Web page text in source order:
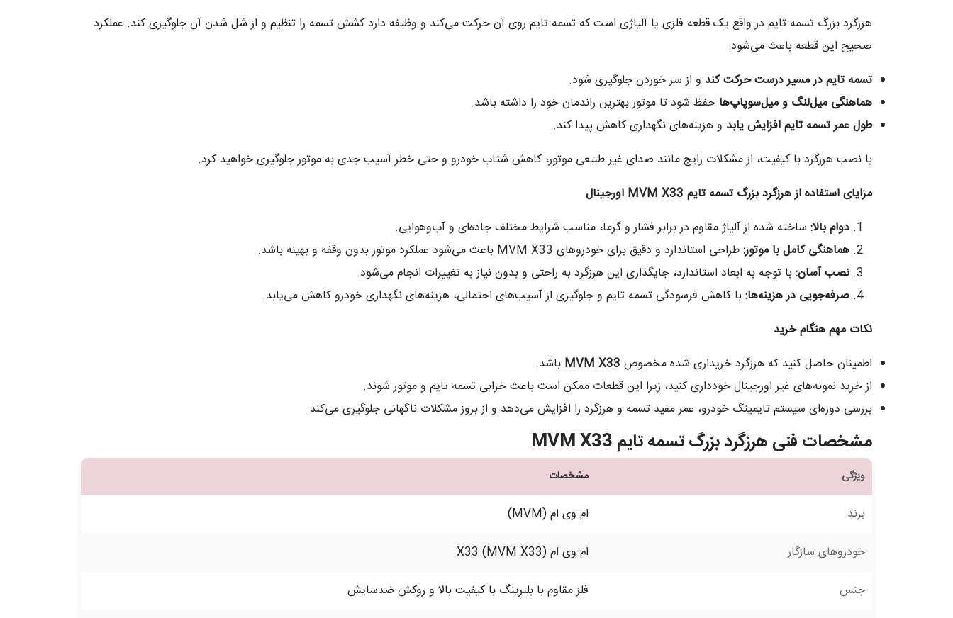
هرزگرد بزرگ تسمه تایم در واقع یک قطعه فلزی یا آلیاژی است که تسمه تایم روی آن حرکت می‌کند و وظیفه دارد کشش تسمه را تنظیم و از شل شدن آن جلوگیری کند. عملکرد
صحیح این قطعه باعث می‌شود:
تسمه تایم در مسیر درست حرکت کند و از سر خوردن جلوگیری شود.
هماهنگی میل‌لنگ و میل‌سوپاپ‌ها حفظ شود تا موتور بهترین راندمان خود را داشته باشد.
طول عمر تسمه تایم افزایش یابد و هزینه‌های نگهداری کاهش پیدا کند.
با نصب هرزگرد با کیفیت، از مشکلات رایج مانند صدای غیر طبیعی موتور، کاهش شتاب خودرو و حتی خطر آسیب جدی به موتور جلوگیری خواهید کرد.
مزایای استفاده از هرزگرد بزرگ تسمه تایم
اورجینال
دوام بالا: ساخته شده از آلیاژ مقاوم در برابر فشار و گرما، مناسب شرایط مختلف جاده‌ای و آب‌وهوایی.
هماهنگی کامل با موتور:طراحی استاندارد و دقیق برای خودروهای MVM X33 باعث می‌شود عملکرد موتور بدون وقفه و بهینه باشد.
نصب آسان:با توجه به ابعاد استاندارد، جایگذاری این هرزگرد به راحتی و بدون نیاز به تغییرات انجام می‌شود.
صرفه‌جویی در هزینه‌ها:با کاهش فرسودگی تسمه تایم و جلوگیری از آسیب‌های احتمالی، هزینه‌های نگهداری خودرو کاهش می‌یابد.
نکات مهم هنگام خرید
اطمینان حاصل کنید که هرزگرد خریداری شده مخصوص MVM X33 باشد.
از خرید نمونه‌های غیر اورجینال خودداری کنید، زیرا این قطعات ممکن است باعث خرابی تسمه تایم و موتور شوند.
بررسی دوره‌ای سیستم تایمینگ خودرو، عمر مفید تسمه و هرزگرد را افزایش می‌دهد و از بروز مشکلات ناگهانی جلوگیری می‌کند.
مشخصات فنی هرزگرد بزرگ تسمه تایم MVM X33
ویژگی مشخصات
برند
ام وی ام (MVM)
خودروهای سازگار
ام وی ام X33 (MVM X33)
جنس
فلز مقاوم با بلبرینگ با کیفیت بالا و روکش ضدسایش